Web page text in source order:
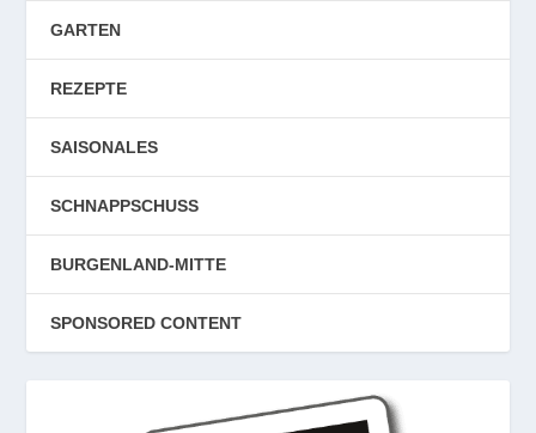
GARTEN
REZEPTE
SAISONALES
SCHNAPPSCHUSS
BURGENLAND-MITTE
SPONSORED CONTENT